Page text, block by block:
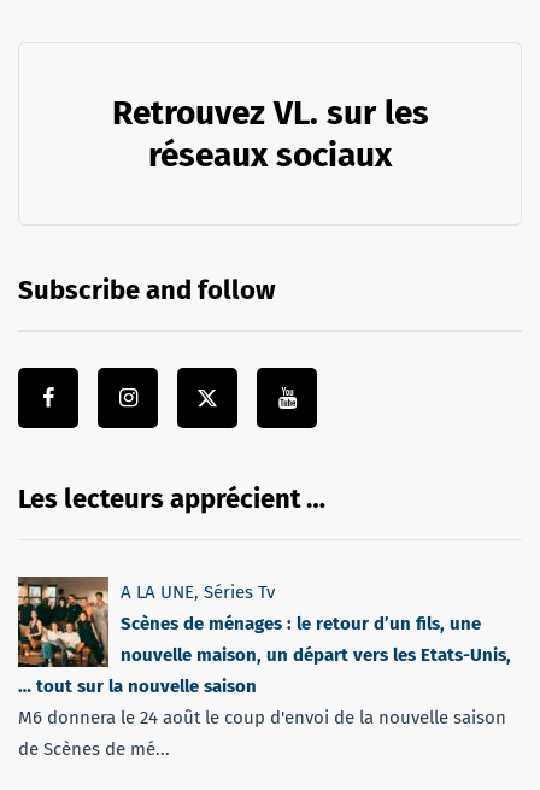
Retrouvez VL. sur les
réseaux sociaux
Subscribe and follow
Les lecteurs apprécient …
A LA UNE, Séries Tv
Scènes de ménages : le retour d’un fils, une
nouvelle maison, un départ vers les Etats-Unis,
… tout sur la nouvelle saison
M6 donnera le 24 août le coup d'envoi de la nouvelle saison
de Scènes de mé...